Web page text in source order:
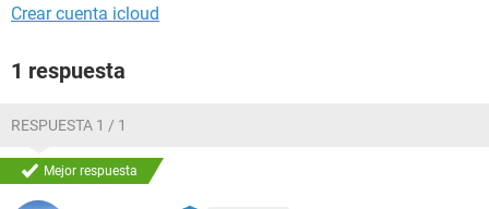
Crear cuenta icloud
1 respuesta
RESPUESTA 1 / 1
Mejor respuesta